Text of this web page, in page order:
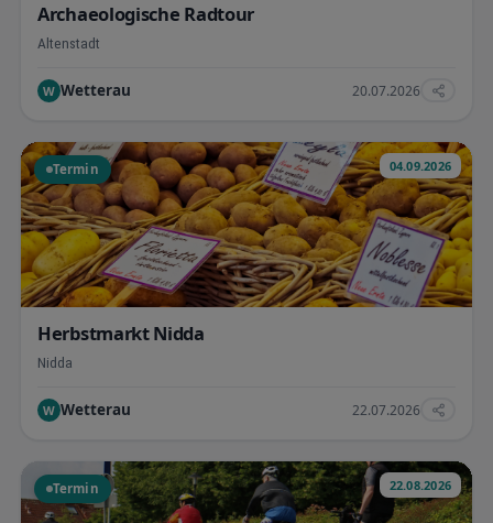
Archaeologische Radtour
Altenstadt
W Wetterau 20.07.2026
Termin 04.09.2026
Herbstmarkt Nidda
Nidda
W Wetterau 22.07.2026
Termin 22.08.2026